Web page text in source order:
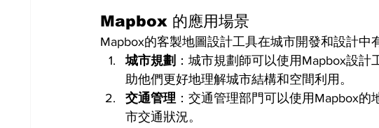
Mapbox 的應用場景
Mapbox的客製地圖設計工具在城市開發和設計中
城市規劃 ：城市規劃師可以使用Mapbox設
助他們更好地理解城市結構和空間利用。
交通管理 ：交通管理部門可以使用Mapbox
市交通狀況。